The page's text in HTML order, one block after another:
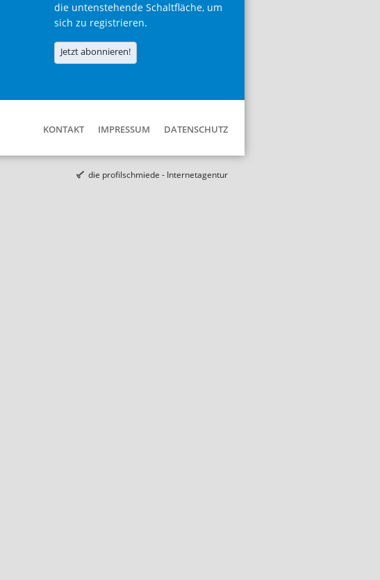
die untenstehende Schaltfläche, um
sich zu registrieren.
Jetzt abonnieren!
KONTAKT IMPRESSUM DATENSCHUTZ
die profilschmiede - Internetagentur